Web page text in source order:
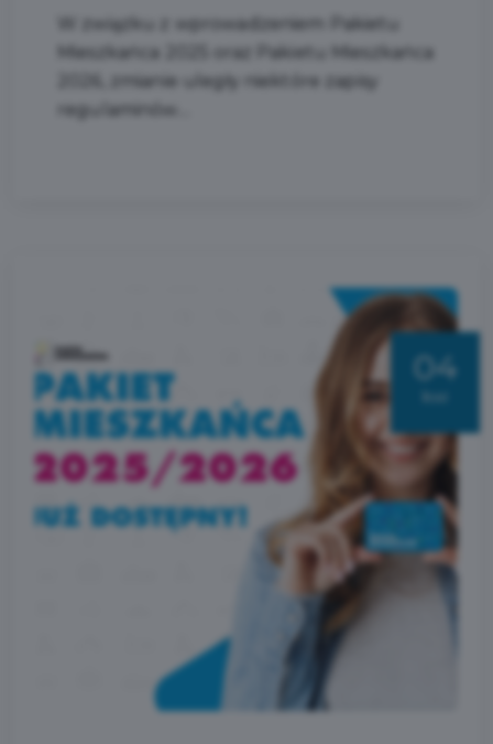
W związku z wprowadzeniem Pakietu
Mieszkańca 2025 oraz Pakietu Mieszkańca
2026, zmianie uległy niektóre zapisy
regulaminów....
04